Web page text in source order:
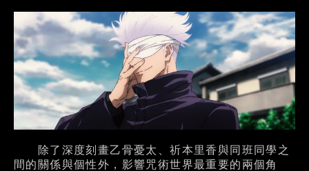
除了深度刻畫乙骨憂太、祈本里香與同班同學之
間的關係與個性外，影響咒術世界最重要的兩個角